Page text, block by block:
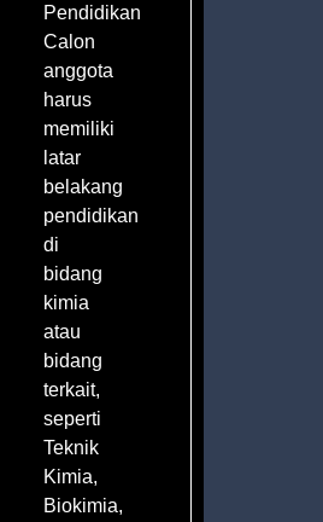
Pendidikan
Calon
anggota
harus
memiliki
latar
belakang
pendidikan
di
bidang
kimia
atau
bidang
terkait,
seperti
Teknik
Kimia,
Biokimia,